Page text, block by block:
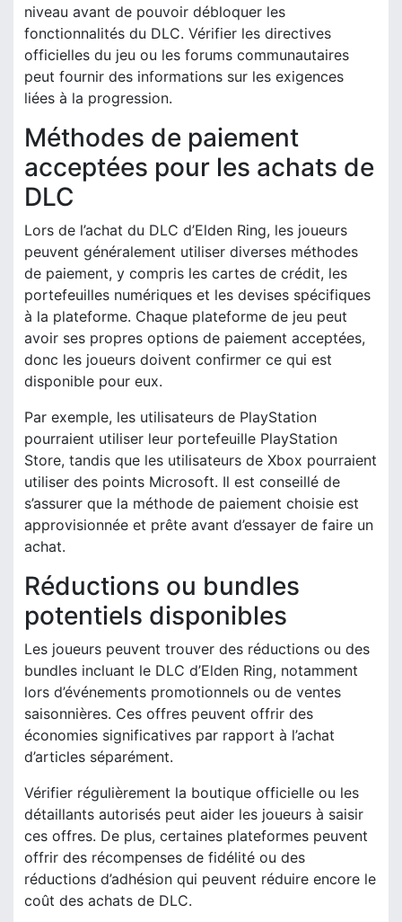
niveau avant de pouvoir débloquer les
fonctionnalités du DLC. Vérifier les directives
officielles du jeu ou les forums communautaires
peut fournir des informations sur les exigences
liées à la progression.
Méthodes de paiement
acceptées pour les achats de
DLC
Lors de l’achat du DLC d’Elden Ring, les joueurs
peuvent généralement utiliser diverses méthodes
de paiement, y compris les cartes de crédit, les
portefeuilles numériques et les devises spécifiques
à la plateforme. Chaque plateforme de jeu peut
avoir ses propres options de paiement acceptées,
donc les joueurs doivent confirmer ce qui est
disponible pour eux.
Par exemple, les utilisateurs de PlayStation
pourraient utiliser leur portefeuille PlayStation
Store, tandis que les utilisateurs de Xbox pourraient
utiliser des points Microsoft. Il est conseillé de
s’assurer que la méthode de paiement choisie est
approvisionnée et prête avant d’essayer de faire un
achat.
Réductions ou bundles
potentiels disponibles
Les joueurs peuvent trouver des réductions ou des
bundles incluant le DLC d’Elden Ring, notamment
lors d’événements promotionnels ou de ventes
saisonnières. Ces offres peuvent offrir des
économies significatives par rapport à l’achat
d’articles séparément.
Vérifier régulièrement la boutique officielle ou les
détaillants autorisés peut aider les joueurs à saisir
ces offres. De plus, certaines plateformes peuvent
offrir des récompenses de fidélité ou des
réductions d’adhésion qui peuvent réduire encore le
coût des achats de DLC.